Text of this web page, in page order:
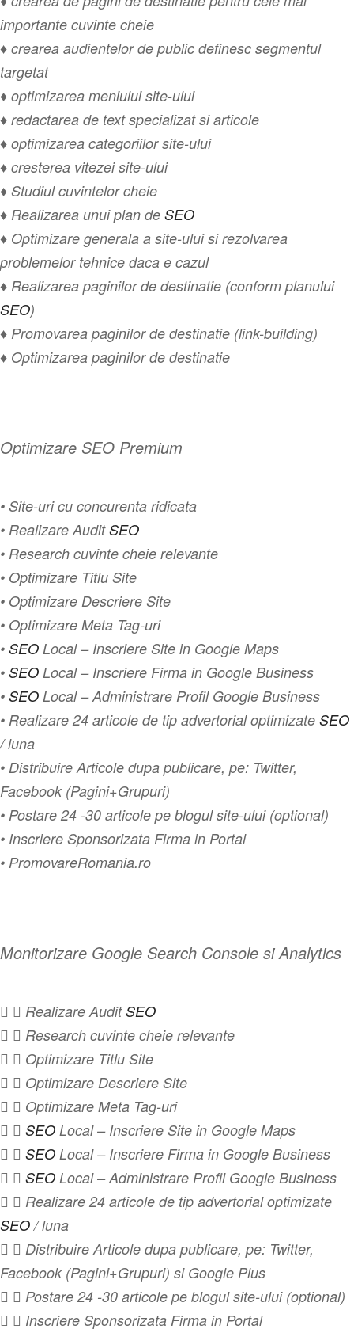
importante cuvinte cheie
♦ crearea audientelor de public definesc segmentul
targetat
♦ optimizarea meniului site-ului
♦ redactarea de text specializat si articole
♦ optimizarea categoriilor site-ului
♦ cresterea vitezei site-ului
♦ Studiul cuvintelor cheie
♦ Realizarea unui plan de SEO
♦ Optimizare generala a site-ului si rezolvarea
problemelor tehnice daca e cazul
♦ Realizarea paginilor de destinatie (conform planului
SEO)
♦ Promovarea paginilor de destinatie (link-building)
♦ Optimizarea paginilor de destinatie
Optimizare SEO Premium
• Site-uri cu concurenta ridicata
• Realizare AuditSEO
• Research cuvinte cheie relevante
• Optimizare Titlu Site
• Optimizare Descriere Site
• Optimizare Meta Tag-uri
• SEO Local – Inscriere Site in Google Maps
• SEO Local – Inscriere Firma in Google Business
• SEO Local – Administrare Profil Google Business
• Realizare 24 articole de tip advertorial optimizate SEO
/ luna
• Distribuire Articole dupa publicare, pe: Twitter,
Facebook (Pagini+Grupuri)
• Postare 24 -30 articole pe blogul site-ului (optional)
• Inscriere Sponsorizata Firma in Portal
• PromovareRomania.ro
Monitorizare Google Search Console si Analytics
  Realizare AuditSEO
  Research cuvinte cheie relevante
  Optimizare Titlu Site
  Optimizare Descriere Site
  Optimizare Meta Tag-uri
  SEO Local – Inscriere Site in Google Maps
  SEO Local – Inscriere Firma in Google Business
  SEO Local – Administrare Profil Google Business
  Realizare 24 articole de tip advertorial optimizate
SEO/ luna
  Distribuire Articole dupa publicare, pe: Twitter,
Facebook (Pagini+Grupuri) si Google Plus
  Postare 24 -30 articole pe blogul site-ului (optional)
  Inscriere Sponsorizata Firma in Portal